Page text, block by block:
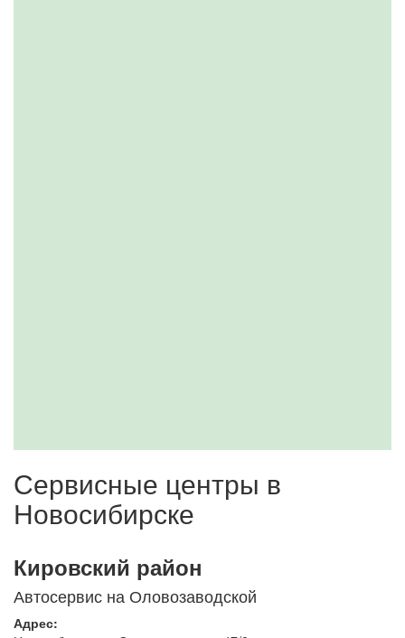
Сервисные центры в
Новосибирске
Кировский район
Автосервис на Оловозаводской
Адрес: